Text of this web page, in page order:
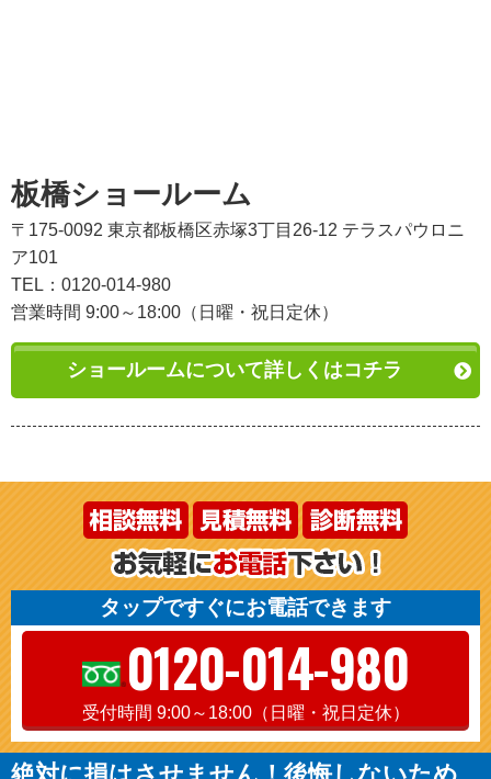
板橋ショールーム
〒175-0092 東京都板橋区赤塚3丁目26-12 テラスパウロニ
ア101
TEL：0120-014-980
営業時間 9:00～18:00（日曜・祝日定休）
ショールームについて詳しくはコチラ
タップですぐにお電話できます
0120-014-980
受付時間 9:00～18:00（日曜・祝日定休）